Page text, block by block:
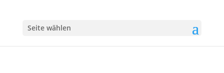
Seite wählen